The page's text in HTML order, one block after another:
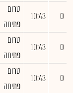
0
10:43
טרום
פתיחה
0
10:43
טרום
פתיחה
0
10:43
טרום
פתיחה